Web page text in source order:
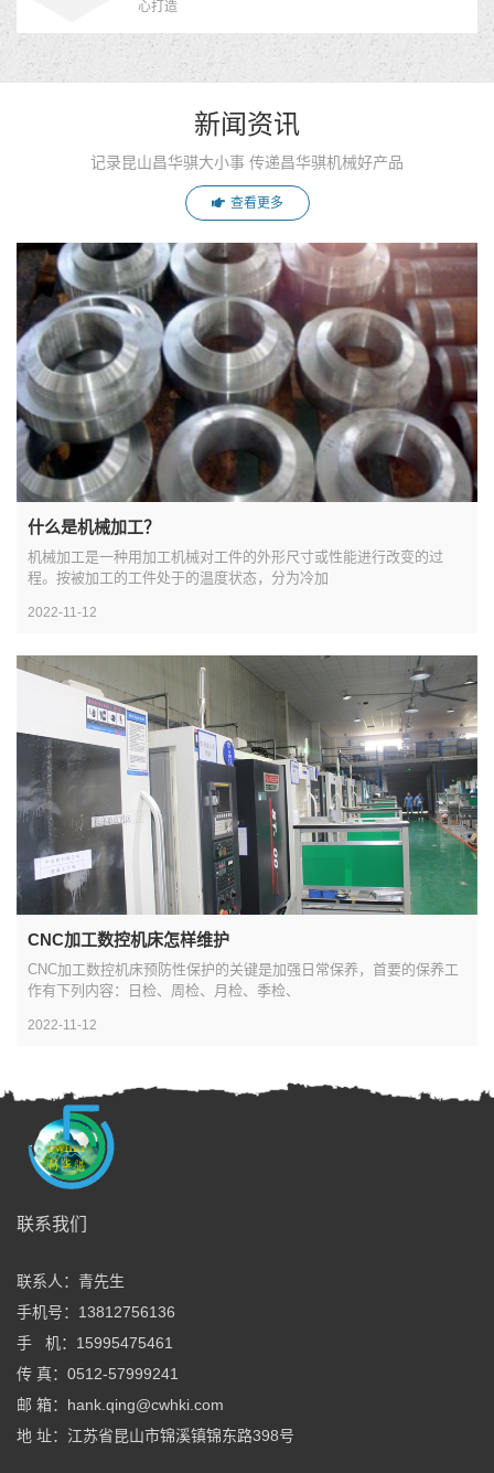
心打造
新闻资讯
记录昆山昌华骐大小事 传递昌华骐机械好产品
查看更多
什么是机械加工？
机械加工是一种用加工机械对工件的外形尺寸或性能进行改变的过
程。按被加工的工件处于的温度状态，分为冷加
2022-11-12
CNC加工数控机床怎样维护
CNC加工数控机床预防性保护的关键是加强日常保养，首要的保养工
作有下列内容：日检、周检、月检、季检、
2022-11-12
全国服务热线
周一至周五：8:00—20:00
周六、周日：9:00—18:00
联系我们
联系人：青先生
手机号：13812756136
手 机：15995475461
传 真：0512-57999241
邮 箱：hank.qing@cwhki.com
地 址：江苏省昆山市锦溪镇锦东路398号